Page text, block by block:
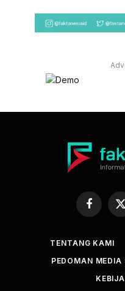
Facebook
X
TENTANG KAMI
PEDOMAN MEDIA